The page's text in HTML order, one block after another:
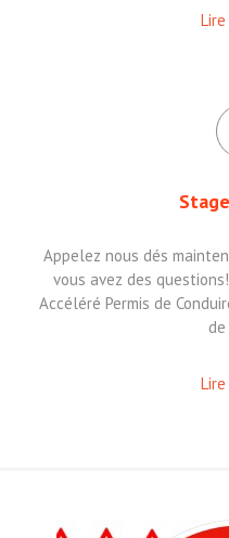
Appelez nous dés
vous avez des
Accéléré Permis de